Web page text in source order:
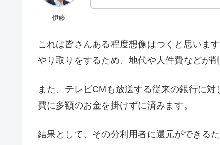
伊藤
これは皆さんある程度想像はつくと思いま
やり取りをするため、地代や人件費などが削
また、テレビCMも放送する従来の銀行に
費に多額のお金を掛けずに済みます。
結果として、その分利用者に還元ができる